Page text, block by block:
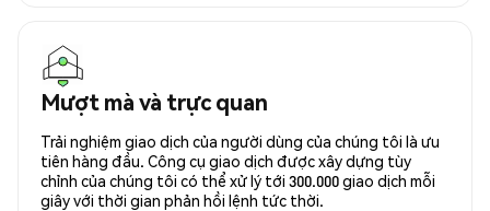
Mượt mà và trực quan
Trải nghiệm giao dịch của người dùng của chúng tôi là ưu
tiên hàng đầu. Công cụ giao dịch được xây dựng tùy
chỉnh của chúng tôi có thể xử lý tới 300.000 giao dịch mỗi
giây với thời gian phản hồi lệnh tức thời.